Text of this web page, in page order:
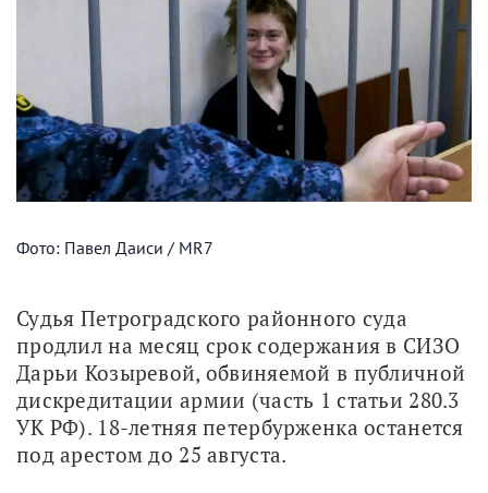
Фото: Павел Даиси / MR7
Судья Петроградского районного суда
продлил на месяц срок содержания в СИЗО
Дарьи Козыревой, обвиняемой в публичной
дискредитации армии (часть 1 статьи 280.3
УК РФ). 18-летняя петербурженка останется
под арестом до 25 августа.